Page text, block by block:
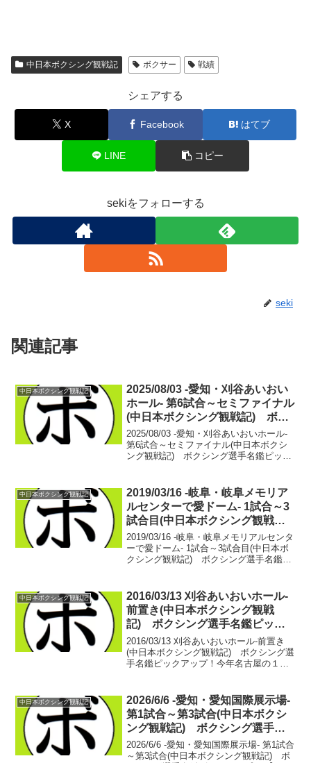
中日本ボクシング観戦記 ボクサー 戦績
シェアする
X Facebook はてブ
LINE コピー
sekiをフォローする
seki
関連記事
中日本ボクシング観戦記
2025/08/03 -愛知・刈谷あいおい
ホール- 第6試合～セミファイナル
(中日本ボクシング観戦記) ボク
シング選手名鑑ピックアップ！
2025/08/03 -愛知・刈谷あいおいホール-
第6試合～セミファイナル(中日本ボクシ
ング観戦記) ボクシング選手名鑑ピック
河男児) vs 硲 翔大(カ...
中日本ボクシング観戦記
2019/03/16 -岐阜・岐阜メモリア
ルセンターで愛ドーム- 1試合～3
試合目(中日本ボクシング観戦
記) ボクシング選手名鑑ピック
アップ！
2019/03/16 -岐阜・岐阜メモリアルセンタ
ーで愛ドーム- 1試合～3試合目(中日本ボ
クシング観戦記) ボクシング選手名鑑ピ
(HEIWA) vs 中野 精(杉田...
中日本ボクシング観戦記
2016/03/13 刈谷あいおいホール-
前置き(中日本ボクシング観戦
記) ボクシング選手名鑑ピック
アップ！
2016/03/13 刈谷あいおいホール-前置き
(中日本ボクシング観戦記) ボクシング選
手名鑑ピックアップ！今年名古屋の１回
故？という思いが湧いた。スーパーバン
タム級6...
中日本ボクシング観戦記
2026/6/6 -愛知・愛知国際展示場-
第1試合～第3試合(中日本ボクシ
ング観戦記) ボクシング選手名
鑑ピックアップ！
2026/6/6 -愛知・愛知国際展示場- 第1試合
～第3試合(中日本ボクシング観戦記) ボ